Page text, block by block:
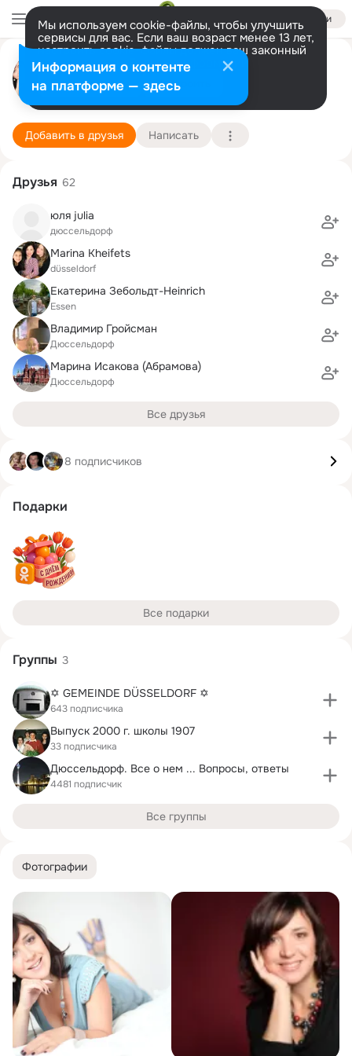
Войти
Мы используем cookie-файлы, чтобы улучшить
сервисы для вас. Если ваш возраст менее 13 лет,
настроить cookie-файлы должен ваш законный
представитель. Больше информации
Разрешить все Настроить
Оля Турецкая (Tscherkowski )
Düsseldorf
17 сентября (42 года)
Hulda-Pankok-GesamtschuleПодробнее
Добавить в друзья Написать
Фотографии
Друзья 62
юля julia
дюсcельдорф
Marina Kheifets
düsseldorf
Екатерина Зебольдт-Heinrich
Essen
Владимир Гройсман
Дюссельдорф
Марина Исакова (Абрамова)
Дюссельдорф
Все друзья
8 подписчиков
Подарки
Все подарки
Группы 3
✡ GEMEINDE DÜSSELDORF ✡
643 подписчика
Выпуск 2000 г. школы 1907
33 подписчика
Дюссельдорф. Все о нем ... Вопросы, ответы
4481 подписчик
Все группы
Информация о контенте
на платформе — здесь